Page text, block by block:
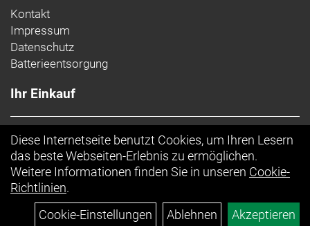
Kontakt
Impressum
Datenschutz
Batterieentsorgung
Ihr Einkauf
AGB
Top Artikel
Diese Internetseite benutzt Cookies, um Ihren Lesern
das beste Webseiten-Erlebnis zu ermöglichen.
Weitere Informationen finden Sie in unseren Cookie-
Richtlinien.
Cookie-Einstellungen
Ablehnen Akzeptieren